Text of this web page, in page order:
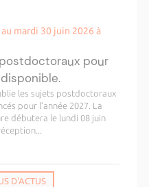
mardi 30 juin 2026 à
pour
les sujets postdoctoraux
pour l’année 2027. La
débutera le lundi 08 juin
D'ACTUS